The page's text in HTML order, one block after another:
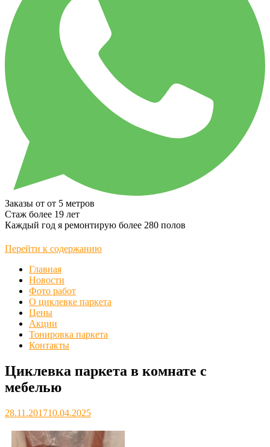
Заказы от от 5 метров
Стаж более 19 лет
Каждый год я ремонтирую более 280 полов
Перейти к содержанию
Главная
Новости
Фото работ
О циклевке паркета
Цены
Акции
Тонировка паркета
Контакты
Циклевка паркета в комнате с
мебелью
28.11.201710.04.2025